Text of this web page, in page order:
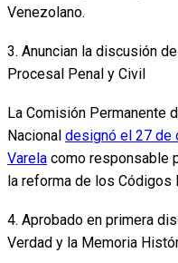
Venezolano.
3. Anuncian la discusión
Procesal Penal y Civil
La Comisión Permanente
Nacional designó el 27 de
Varela como responsable
la reforma de los Códigos
4. Aprobado en primera
Verdad y la Memoria